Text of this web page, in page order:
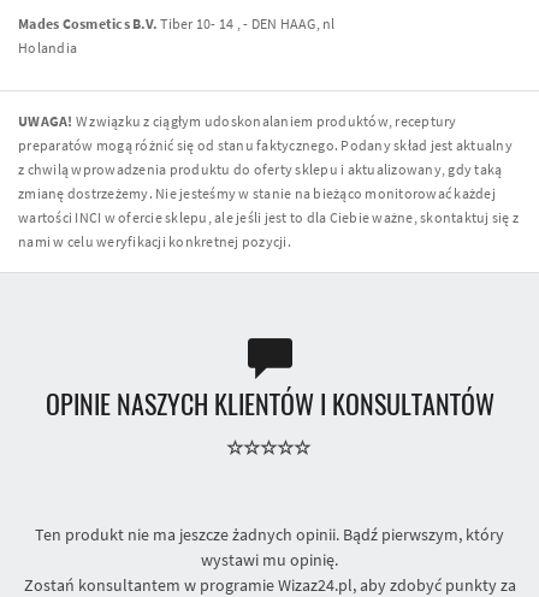
Mades Cosmetics B.V. Tiber 10- 14 , - DEN HAAG, nl
Holandia
UWAGA! W związku z ciągłym udoskonalaniem produktów, receptury
preparatów mogą różnić się od stanu faktycznego. Podany skład jest aktualny
z chwilą wprowadzenia produktu do oferty sklepu i aktualizowany, gdy taką
zmianę dostrzeżemy. Nie jesteśmy w stanie na bieżąco monitorować każdej
wartości INCI w ofercie sklepu, ale jeśli jest to dla Ciebie ważne, skontaktuj się z
nami w celu weryfikacji konkretnej pozycji.
OPINIE NASZYCH KLIENTÓW I KONSULTANTÓW
Ten produkt nie ma jeszcze żadnych opinii. Bądź pierwszym, który
wystawi mu opinię.
Zostań konsultantem w programie Wizaz24.pl, aby zdobyć punkty za